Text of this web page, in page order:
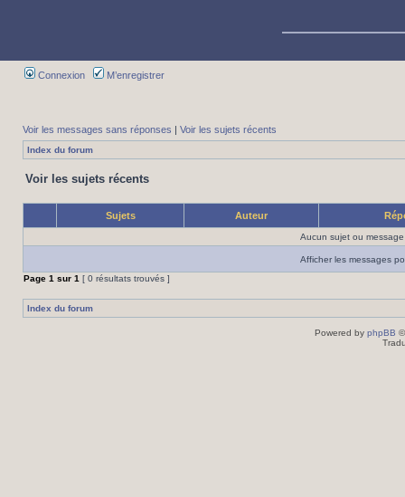
Connexion M’enregistrer
Voir les messages sans réponses | Voir les sujets récents
Index du forum
Voir les sujets récents
Sujets Auteur
Aucun sujet ou
Afficher les messages
Page 1 sur 1 [ 0 résultats trouvés ]
Index du forum
Powered by phpBB